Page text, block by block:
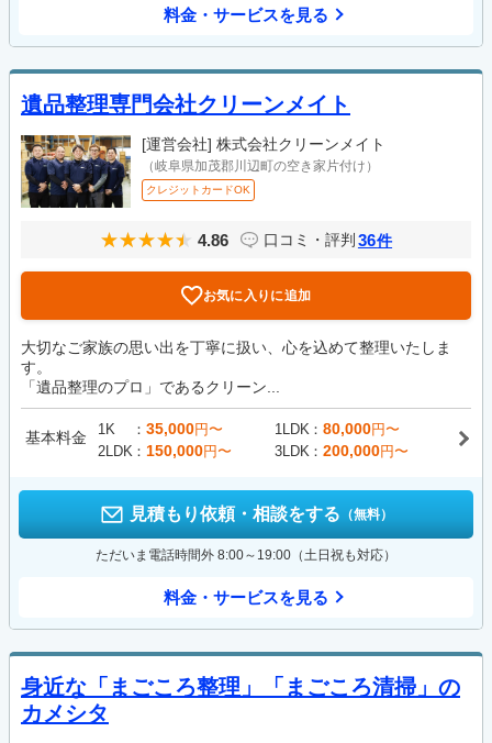
料金・サービスを見る
遺品整理専門会社クリーンメイト
[運営会社] 株式会社クリーンメイト
（岐阜県加茂郡川辺町の空き家片付け）
クレジットカードOK
4.86 口コミ・評判 36件
お気に入りに追加
大切なご家族の思い出を丁寧に扱い、心を込めて整理いたしま
す。
「遺品整理のプロ」であるクリーン...
基本料金 1K 35,000円〜 1LDK 80,000円〜
2LDK
150,000円〜 3LDK 200,000円〜
見積もり依頼・相談をする （無料）
ただいま電話時間外 8:00～19:00（土日祝も対応）
料金・サービスを見る
身近な「まごころ整理」「まごころ清掃」の
カメシタ